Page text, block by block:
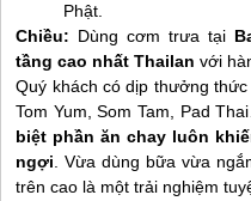
Phật.
Chiều: Dùng cơm trưa tại
tầng cao nhất Thailan với
Quý khách có dịp thưởng
Tom Yum, Som Tam, Pad
biệt phần ăn chay luôn
ngợi . Vừa dùng bữa vừa
trên cao là một trải nghiệm